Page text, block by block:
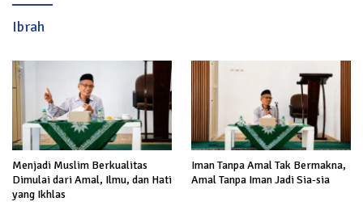
Ibrah
Menjadi Muslim Berkualitas
Dimulai dari Amal, Ilmu, dan Hati
yang Ikhlas
Iman Tanpa Amal Tak Bermakna,
Amal Tanpa Iman Jadi Sia-sia